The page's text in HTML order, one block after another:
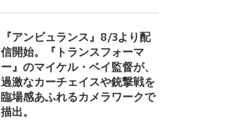
『アンビュランス』8/3より配
信開始。『トランスフォーマ
ー』のマイケル・ベイ監督が、
過激なカーチェイスや銃撃戦を
臨場感あふれるカメラワークで
描出。